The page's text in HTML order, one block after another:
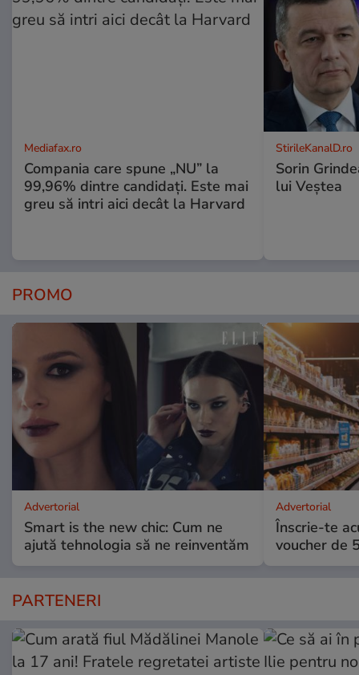
Mediafax.ro
Compania care spune „NU” la
99,96% dintre candidați. Este mai
greu să intri aici decât la Harvard
StirileKanalD.ro
Sorin
lui Veștea
PROMO
Advertorial
Smart is the new chic: Cum ne
ajută tehnologia să ne reinventăm
Advertorial
Înscrie-te
voucher de
PARTENERI